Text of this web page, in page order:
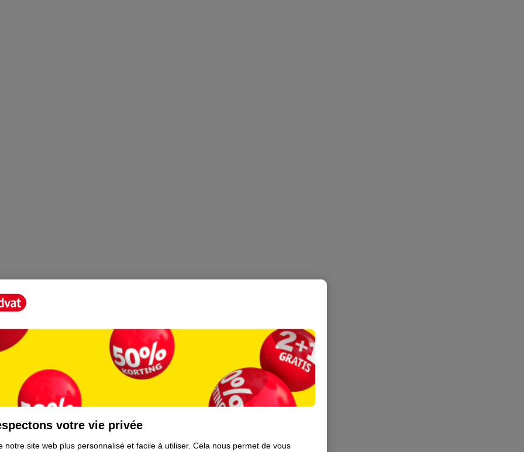
votre vie privée
notre site web plus personnalisé et facile à utiliser. Cela nous permet de vous